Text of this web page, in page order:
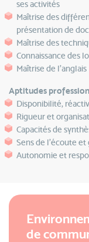
ses activités
Maîtrise des
présentation de
Maîtrise des
Connaissance des
Maîtrise de l’anglais
Aptitudes
Disponibilité,
Rigueur et
Capacités de
Sens de l’écoute
Autonomie et
de